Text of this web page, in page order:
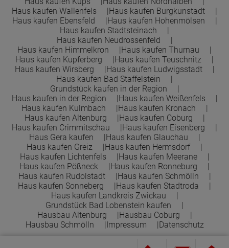
Haus kaufen Wallenfels
Haus kaufen Burgkunstadt
Haus kaufen Ebensfeld
Haus kaufen Hohenmölsen
Haus kaufen Stadtsteinach
Haus kaufen Neudrossenfeld
Haus kaufen Himmelkron
Haus kaufen Thurnau
Haus kaufen Kupferberg
Haus kaufen Teuschnitz
Haus kaufen Wirsberg
Haus kaufen Ludwigsstadt
Haus kaufen Bad Staffelstein
Grundstück kaufen in der Region
Haus kaufen in der Region
Haus kaufen Weißenfels
Haus kaufen Kulmbach
Haus kaufen Kronach
Haus kaufen Altenburg
Haus kaufen Coburg
Haus kaufen Crimmitschau
Haus kaufen Eisenberg
Haus Gera kaufen
Haus kaufen Glauchau
Haus kaufen Greiz
Haus kaufen Hermsdorf
Haus kaufen Lichtenfels
Haus kaufen Meerane
Haus kaufen Pößneck
Haus kaufen Ronneburg
Haus kaufen Rudolstadt
Haus kaufen Schmölln
Haus kaufen Sonneberg
Haus kaufen Stadtroda
Haus kaufen Landkreis Zwickau
Grundstück Bad Lobenstein kaufen
Hausbau Altenburg
Hausbau Coburg
Hausbau Schmölln
Impressum Datenschutz